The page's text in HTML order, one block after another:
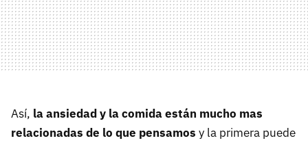
Así, la ansiedad y la comida están mucho mas
relacionadas de lo que pensamos y la primera puede